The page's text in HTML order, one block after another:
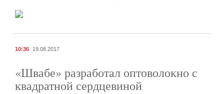
10:36 19.08.2017
«Швабе» разработал оптоволокно с
квадратной сердцевиной